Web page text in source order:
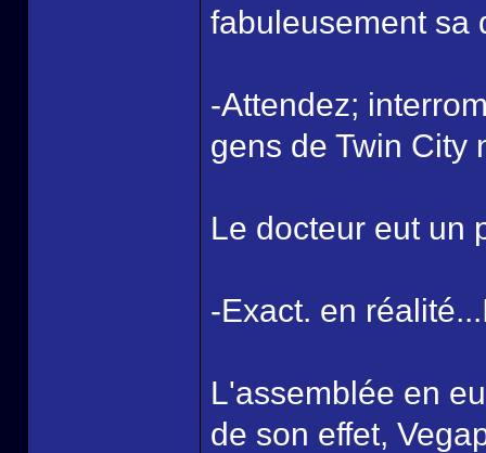
fabuleusement sa
-Attendez;
gens de Twin City
Le docteur eut un
-Exact. en
L'assemblée en
de son effet,